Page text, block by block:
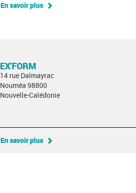
En savoir plus
EX'FORM
14 rue Dalmayrac
Nouméa 98800
Nouvelle-Calédonie
En savoir plus